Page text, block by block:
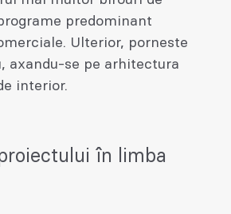
predominant
Ulterior, porneste
axandu-se pe arhitectura
interior.
în limba